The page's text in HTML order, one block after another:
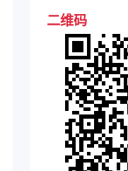
二维码